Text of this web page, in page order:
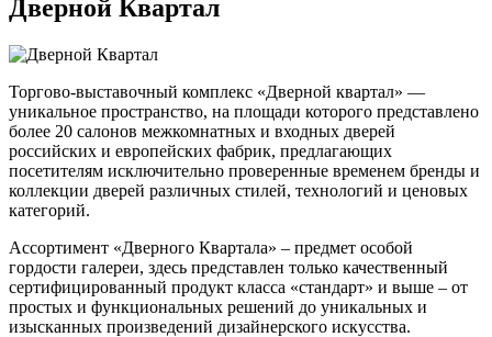
Дверной Квартал
Торгово-выставочный комплекс «Дверной квартал» —
уникальное пространство, на площади которого представлено
более 20 салонов межкомнатных и входных дверей
российских и европейских фабрик, предлагающих
посетителям исключительно проверенные временем бренды и
коллекции дверей различных стилей, технологий и ценовых
категорий.
Ассортимент «Дверного Квартала» – предмет особой
гордости галереи, здесь представлен только качественный
сертифицированный продукт класса «стандарт» и выше – от
простых и функциональных решений до уникальных и
изысканных произведений дизайнерского искусства.